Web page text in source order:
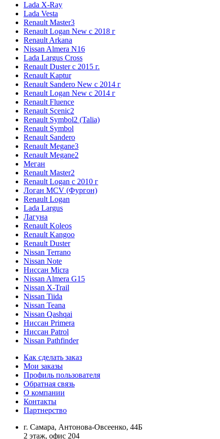
Lada X-Ray
Lada Vesta
Renault Master3
Renault Logan New с 2018 г
Renault Arkana
Nissan Almera N16
Lada Largus Cross
Renault Duster с 2015 г.
Renault Kaptur
Renault Sandero New с 2014 г
Renault Logan New с 2014 г
Renault Fluence
Renault Scenic2
Renault Symbol2 (Talia)
Renault Symbol
Renault Sandero
Renault Megane3
Renault Megane2
Меган
Renault Master2
Renault Logan c 2010 г
Логан МСV (Фургон)
Renault Logan
Lada Largus
Лагуна
Renault Koleos
Renault Kangoo
Renault Duster
Nissan Terrano
Nissan Note
Ниссан Micra
Nissan Almera G15
Nissan X-Trail
Nissan Tiida
Nissan Teana
Nissan Qashqai
Ниссан Primera
Ниссан Patrol
Nissan Pathfinder
Как сделать заказ
Мои заказы
Профиль пользователя
Обратная связь
О компании
Контакты
Партнерство
г. Самара, Антонова-Овсеенко, 44Б
2 этаж, офис 204